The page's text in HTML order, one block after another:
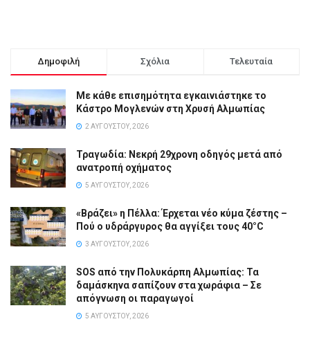
Δημοφιλή Σχόλια Τελευταία
Με κάθε επισημότητα εγκαινιάστηκε το
Κάστρο Μογλενών στη Χρυσή Αλμωπίας
2 ΑΥΓΟΎΣΤΟΥ, 2026
Τραγωδία: Νεκρή 29χρονη οδηγός μετά από
ανατροπή οχήματος
5 ΑΥΓΟΎΣΤΟΥ, 2026
«Βράζει» η Πέλλα: Έρχεται νέο κύμα ζέστης –
Πού ο υδράργυρος θα αγγίξει τους 40°C
3 ΑΥΓΟΎΣΤΟΥ, 2026
SOS από την Πολυκάρπη Αλμωπίας: Τα
δαμάσκηνα σαπίζουν στα χωράφια – Σε
απόγνωση οι παραγωγοί
5 ΑΥΓΟΎΣΤΟΥ, 2026